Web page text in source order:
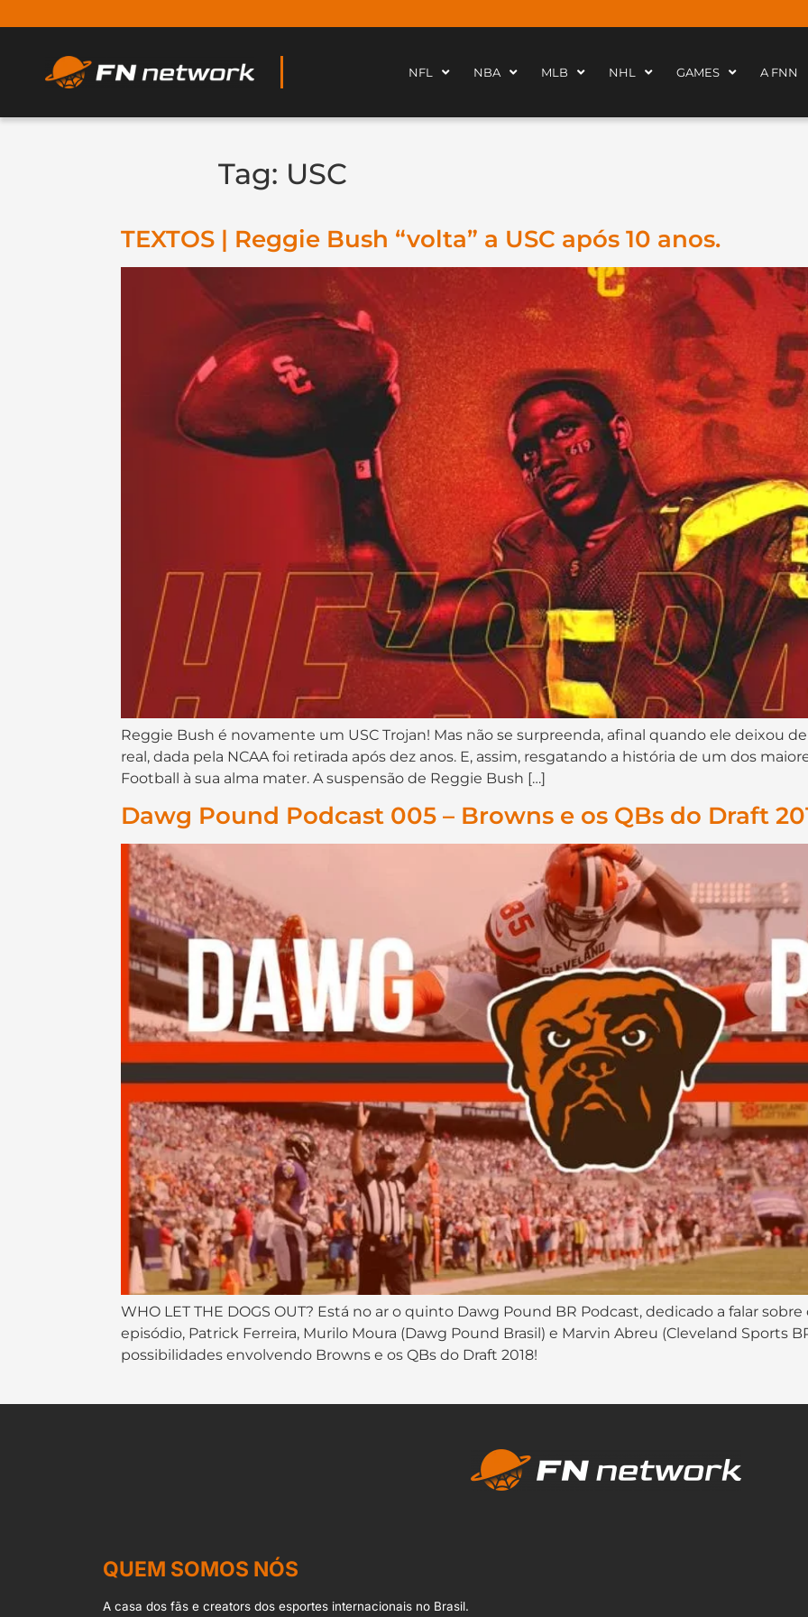
NFL NBA MLB NHL GAMES A FNN
Tag: USC
TEXTOS | Reggie Bush “volta” a USC após 10 anos.
Reggie Bush é novamente um USC Trojan! Mas não se surpreenda, afinal quando ele deixou
real, dada pela NCAA foi retirada após dez anos. E, assim, resgatando a história de um dos
Football à sua alma mater. A suspensão de Reggie Bush […]
Dawg Pound Podcast 005 – Browns e os QBs do Draft
WHO LET THE DOGS OUT? Está no ar o quinto Dawg Pound BR Podcast, dedicado a falar
episódio, Patrick Ferreira, Murilo Moura (Dawg Pound Brasil) e Marvin Abreu (Cleveland Sports
possibilidades envolvendo Browns e os QBs do Draft 2018!
QUEM SOMOS NÓS
A casa dos fãs e creators dos esportes internacionais no Brasil.